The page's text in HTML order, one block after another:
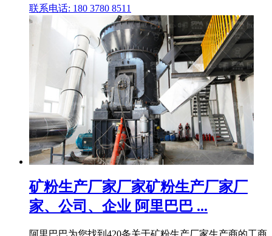
联系电话: 180 3780 8511
矿粉生产厂家厂家矿粉生产厂家厂
家、公司、企业 阿里巴巴 ...